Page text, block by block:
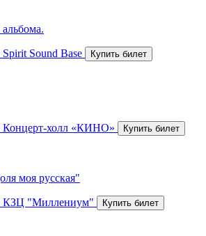
Spirit Sound Base
Концерт-холл «КИНО»
моя русская"
КЗЦ "Миллениум"